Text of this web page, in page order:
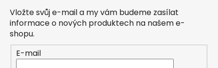
c
í
r
v
Vložte svůj e-mail a my vám budeme zasílat
informace o nových produktech na našem e-
shopu.
E-mail